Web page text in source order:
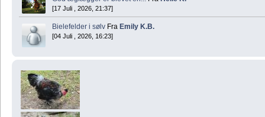
[17 Juli , 2026, 21:37]
Bielefelder i sølv Fra Emily K.B.
[04 Juli , 2026, 16:23]